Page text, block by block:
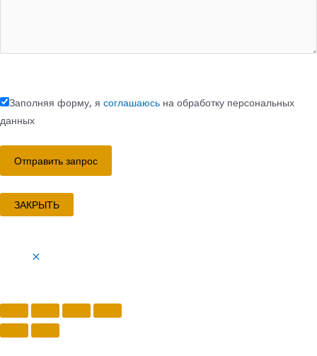
Заполняя форму, я соглашаюсь на обработку персональных
данных
ЗАКРЫТЬ